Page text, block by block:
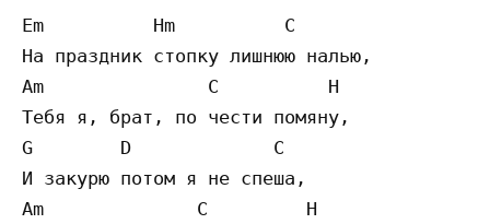
Em          Hm
На праздник стопку лишнюю налью,
Am               C
Тебя я, брат, по чести помяну,
G        D             C
И закурю потом я не спеша,
Am              C